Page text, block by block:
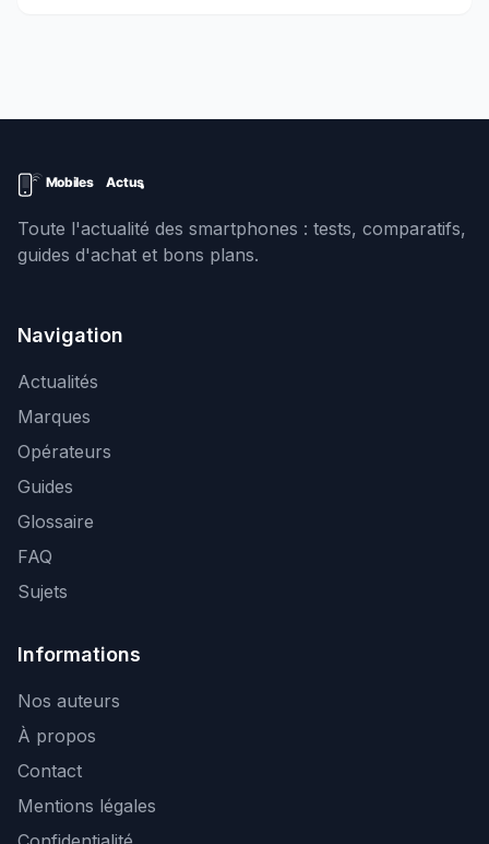
Toute l'actualité des smartphones : tests, comparatifs,
guides d'achat et bons plans.
Navigation
Actualités
Marques
Opérateurs
Guides
Glossaire
FAQ
Sujets
Informations
Nos auteurs
À propos
Contact
Mentions légales